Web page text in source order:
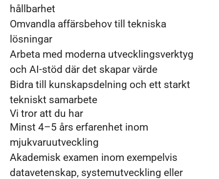
hållbarhet
Omvandla affärsbehov till tekniska
lösningar
Arbeta med moderna utvecklingsverktyg
och AI-stöd där det skapar värde
Bidra till kunskapsdelning och ett starkt
tekniskt samarbete
Vi tror att du har
Minst 4–5 års erfarenhet inom
mjukvaruutveckling
Akademisk examen inom exempelvis
datavetenskap, systemutveckling eller